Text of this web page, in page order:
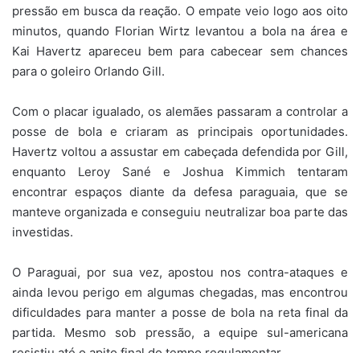
pressão em busca da reação. O empate veio logo aos oito
minutos, quando Florian Wirtz levantou a bola na área e
Kai Havertz apareceu bem para cabecear sem chances
para o goleiro Orlando Gill.
Com o placar igualado, os alemães passaram a controlar a
posse de bola e criaram as principais oportunidades.
Havertz voltou a assustar em cabeçada defendida por Gill,
enquanto Leroy Sané e Joshua Kimmich tentaram
encontrar espaços diante da defesa paraguaia, que se
manteve organizada e conseguiu neutralizar boa parte das
investidas.
O Paraguai, por sua vez, apostou nos contra-ataques e
ainda levou perigo em algumas chegadas, mas encontrou
dificuldades para manter a posse de bola na reta final da
partida. Mesmo sob pressão, a equipe sul-americana